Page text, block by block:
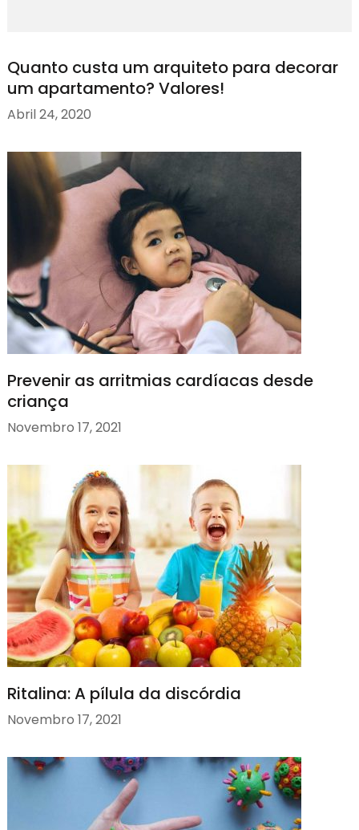
Quanto custa um arquiteto para decorar
um apartamento? Valores!
Abril 24, 2020
Prevenir as arritmias cardíacas desde
criança
Novembro 17, 2021
Ritalina: A pílula da discórdia
Novembro 17, 2021